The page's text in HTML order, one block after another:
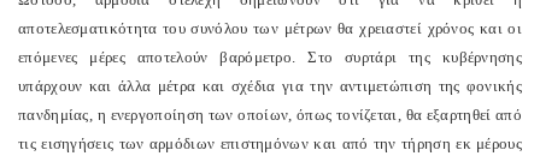
αποτελεσματικότητα του συνόλου των μέτρων θα χρειαστεί χρόνος και οι
επόμενες μέρες αποτελούν βαρόμετρο. Στο συρτάρι της κυβέρνησης
υπάρχουν και άλλα μέτρα και σχέδια για την αντιμετώπιση της φονικής
πανδημίας, η ενεργοποίηση των οποίων, όπως τονίζεται, θα εξαρτηθεί από
τις εισηγήσεις των αρμόδιων επιστημόνων και από την τήρηση εκ μέρους